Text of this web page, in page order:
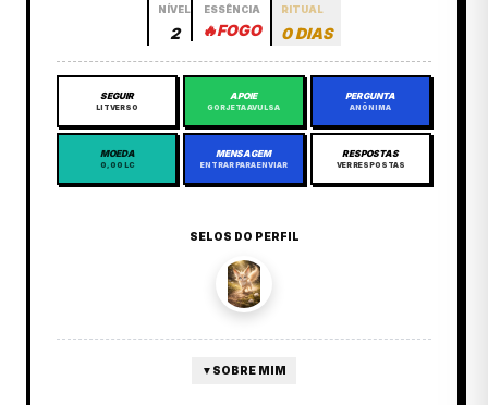
NÍVEL
2
ESSÊNCIA
🔥FOGO
RITUAL
0 DIAS
SEGUIR
LITVERSO
APOIE
GORJETA AVULSA
PERGUNTA
ANÔNIMA
MOEDA
0,00 LC
MENSAGEM
ENTRAR PARA ENVIAR
RESPOSTAS
VER RESPOSTAS
SELOS DO PERFIL
▼ SOBRE MIM